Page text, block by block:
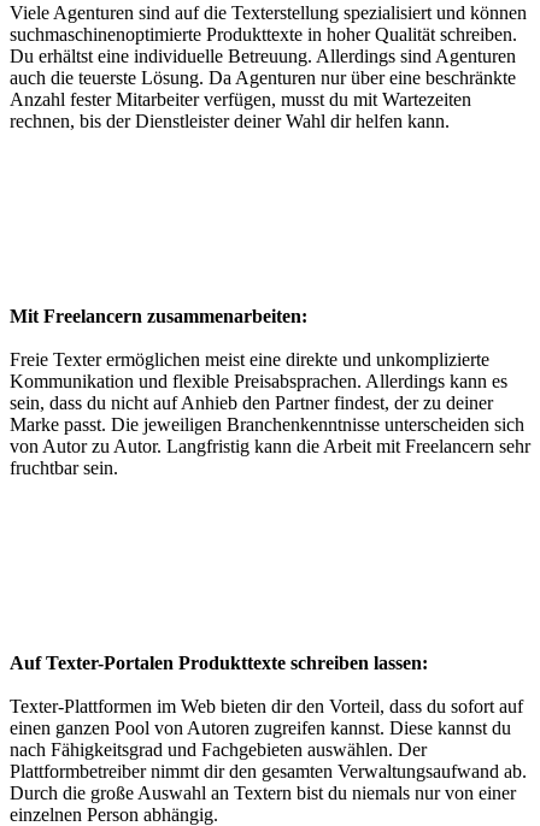
Viele Agenturen sind auf die Texterstellung spezialisiert und können
suchmaschinenoptimierte Produkttexte in hoher Qualität schreiben.
Du erhältst eine individuelle Betreuung. Allerdings sind Agenturen
auch die teuerste Lösung. Da Agenturen nur über eine beschränkte
Anzahl fester Mitarbeiter verfügen, musst du mit Wartezeiten
rechnen, bis der Dienstleister deiner Wahl dir helfen kann.
Mit Freelancern zusammenarbeiten:
Freie Texter ermöglichen meist eine direkte und unkomplizierte
Kommunikation und flexible Preisabsprachen. Allerdings kann es
sein, dass du nicht auf Anhieb den Partner findest, der zu deiner
Marke passt. Die jeweiligen Branchenkenntnisse unterscheiden sich
von Autor zu Autor. Langfristig kann die Arbeit mit Freelancern sehr
fruchtbar sein.
Auf Texter-Portalen Produkttexte schreiben lassen:
Texter-Plattformen im Web bieten dir den Vorteil, dass du sofort auf
einen ganzen Pool von Autoren zugreifen kannst. Diese kannst du
nach Fähigkeitsgrad und Fachgebieten auswählen. Der
Plattformbetreiber nimmt dir den gesamten Verwaltungsaufwand ab.
Durch die große Auswahl an Textern bist du niemals nur von einer
einzelnen Person abhängig.